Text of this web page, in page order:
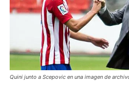
Quini junto a Scepovic en una imagen de